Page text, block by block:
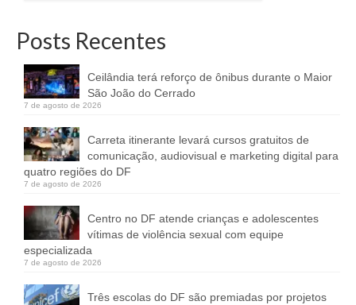
Posts Recentes
Ceilândia terá reforço de ônibus durante o Maior
São João do Cerrado
7 de agosto de 2026
Carreta itinerante levará cursos gratuitos de
comunicação, audiovisual e marketing digital para
quatro regiões do DF
7 de agosto de 2026
Centro no DF atende crianças e adolescentes
vítimas de violência sexual com equipe
especializada
7 de agosto de 2026
Três escolas do DF são premiadas por projetos